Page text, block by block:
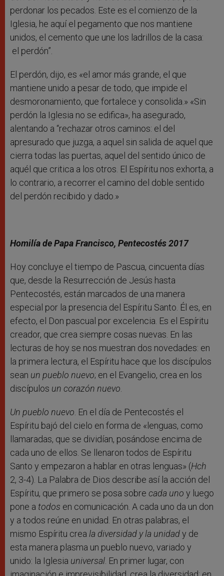
perdonar los pecados. Este es el comienzo de la
Iglesia, he aquí el pegamento que nos mantiene
unidos, el cemento que une los ladrillos de la casa:
el perdón”.
El perdón, dijo, es «el amor más grande, el que
mantiene unido a pesar de todo, que impide el
desmoronamiento, que fortalece y consolida.» «Sin
perdón la Iglesia no se edifica», ha asegurado,
alentando a “rechazar otros caminos: el del
apresurado que juzga, a aquel sin salida de aquel que
cierra todas las puertas, aquel del sentido único de
aquél que critica a los otros. El Espíritu nos exhorta, a
lo contrario, a recorrer el camino del doble sentido
del perdón recibido y dado.»
Homilía de Papa Francisco, Pentecostés 2017
Hoy concluye el tiempo de Pascua, cincuenta días
que, desde la Resurrección de Jesús hasta
Pentecostés, están marcados de una manera
especial por la presencia del Espíritu Santo. Él es, en
efecto, el Don pascual por excelencia. Es el Espíritu
creador, que crea siempre cosas nuevas. En las
lecturas de hoy se nos muestran dos novedades: en
la primera lectura, el Espíritu hace que los discípulos
sean un pueblo nuevo; en el Evangelio, crea en los
discípulos un corazón nuevo
Un pueblo nuevo . En el día de Pentecostés el
Espíritu bajó del cielo en forma de «lenguas, como
llamaradas, que se dividían, posándose encima de
cada uno de ellos. Se llenaron todos de Espíritu
Santo y empezaron a hablar en otras lenguas» (Hch
2, 3-4). La Palabra de Dios describe así la acción del
Espíritu, que primero se posa sobre cada uno y luego
pone a todos en comunicación. A cada uno da un don
y a todos reúne en unidad. En otras palabras, el
mismo Espíritu crea la diversidad y la unidady de
esta manera plasma un pueblo nuevo, variado y
unido: la Iglesia universal . En primer lugar, con